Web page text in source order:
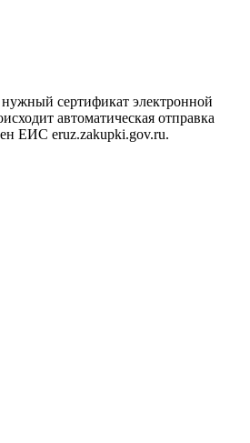
сертификат электронной
автоматическая отправка
ЕИС eruz.zakupki.gov.ru.